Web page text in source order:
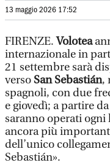
13 maggio 2026 17:52
FIRENZE.Volotea
internazionale in
21 settembre sarà
verso San Sebastián,
spagnoli, con due
e giovedì; a partire
saranno operati ogni
ancora più
dell’unico
Sebastián».